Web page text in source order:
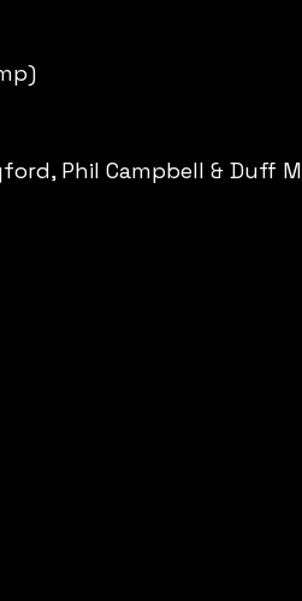
Phil Campbell & Duff